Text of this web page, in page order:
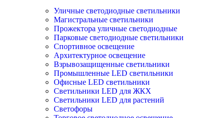
Уличные светодиодные светильники
Магистральные светильники
Прожектора уличные светодиодные
Парковые светодиодные светильники
Спортивное освещение
Архитектурное освещение
Взрывозащищенные светильники
Промышленные LED светильники
Офисные LED светильники
Cветильники LED для ЖКХ
Светильники LED для растений
Светофоры